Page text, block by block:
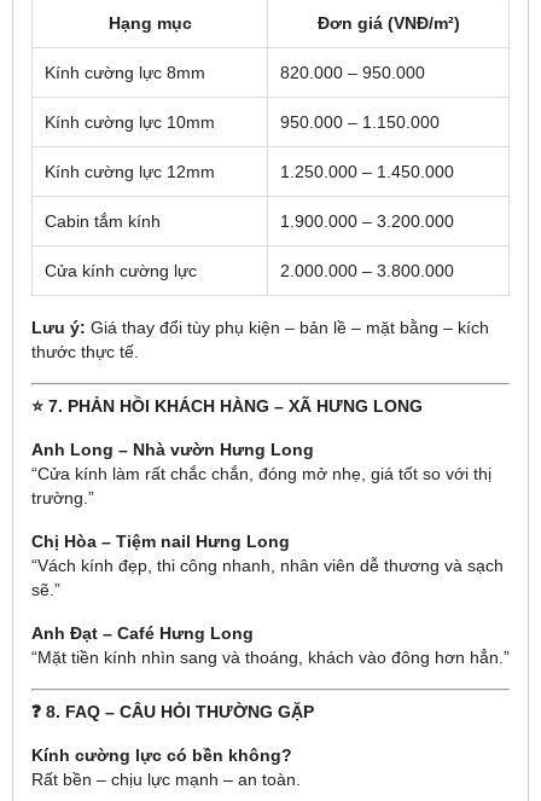
Hạng mục Đơn giá (VNĐ/m²)
Kính cường lực 8mm 820.000 – 950.000
Kính cường lực 10mm 950.000 – 1.150.000
Kính cường lực 12mm 1.250.000 – 1.450.000
Cabin tắm kính 1.900.000 – 3.200.000
Cửa kính cường lực 2.000.000 – 3.800.000
Lưu ý: Giá thay đổi tùy phụ kiện – bản lề – mặt bằng – kích
thước thực tế.
⭐ 7. PHẢN HỒI KHÁCH HÀNG – XÃ HƯNG LONG
Anh Long – Nhà vườn Hưng Long
“Cửa kính làm rất chắc chắn, đóng mở nhẹ, giá tốt so với thị
trường.”
Chị Hòa – Tiệm nail Hưng Long
“Vách kính đẹp, thi công nhanh, nhân viên dễ thương và sạch
sẽ.”
Anh Đạt – Café Hưng Long
“Mặt tiền kính nhìn sang và thoáng, khách vào đông hơn hẳn.”
❓ 8. FAQ – CÂU HỎI THƯỜNG GẶP
Kính cường lực có bền không?
Rất bền – chịu lực mạnh – an toàn.